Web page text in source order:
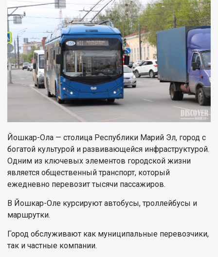
Йошкар-Ола — столица Республики Марий Эл, город с
богатой культурой и развивающейся инфраструктурой.
Одним из ключевых элементов городской жизни
является общественный транспорт, который
ежедневно перевозит тысячи пассажиров.
В Йошкар-Оле курсируют автобусы, троллейбусы и
маршрутки.
Город обслуживают как муниципальные перевозчики,
так и частные компании.